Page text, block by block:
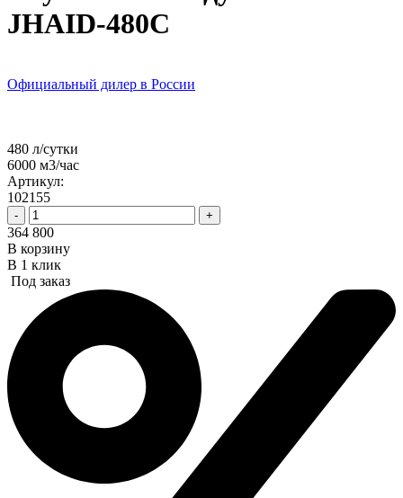
JHAID-480C
Официальный дилер в России
480 л/сутки
6000 м3/час
Артикул:
102155
- +
364 800
В корзину
В 1 клик
Под заказ